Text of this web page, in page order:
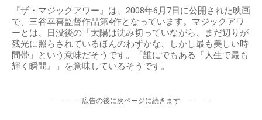
『ザ・マジックアワー』は、2008年6月7日に公開された映画
で、三谷幸喜監督作品第4作となっています。マジックアワ
ーとは、日没後の「太陽は沈み切っていながら、まだ辺りが
残光に照らされているほんのわずかな、しかし最も美しい時
間帯」という意味だそうです。「誰にでもある『人生で最も
輝く瞬間』」を意味しているそうです。
-----------------広告の後に次ページに続きます-----------------